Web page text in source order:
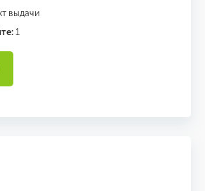
выдачи
1